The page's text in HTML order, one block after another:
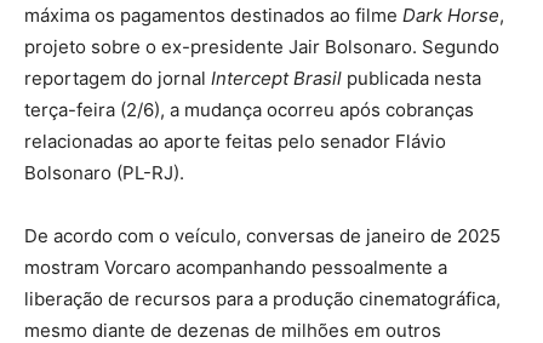
máxima os pagamentos destinados ao filme Dark Horse,
projeto sobre o ex-presidente Jair Bolsonaro. Segundo
reportagem do jornal Intercept Brasil publicada nesta
terça-feira (2/6), a mudança ocorreu após cobranças
relacionadas ao aporte feitas pelo senador Flávio
Bolsonaro (PL-RJ).
De acordo com o veículo, conversas de janeiro de 2025
mostram Vorcaro acompanhando pessoalmente a
liberação de recursos para a produção cinematográfica,
mesmo diante de dezenas de milhões em outros